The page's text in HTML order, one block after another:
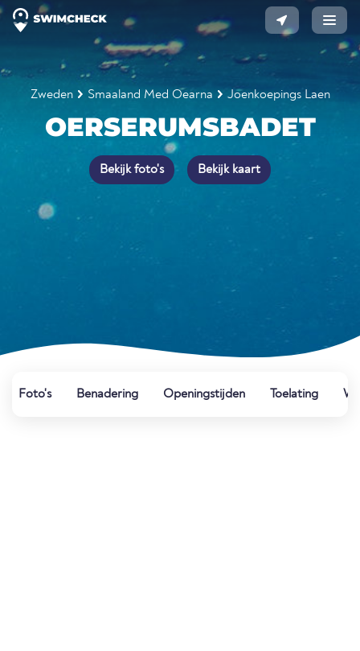
Zweden Smaaland Med Oearna Joenkoepings Laen
OERSERUMSBADET
Bekijk foto's Bekijk kaart
Foto's Benadering Openingstijden Toelating